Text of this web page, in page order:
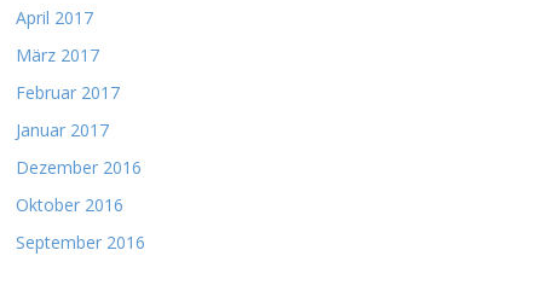
April 2017
März 2017
Februar 2017
Januar 2017
Dezember 2016
Oktober 2016
September 2016